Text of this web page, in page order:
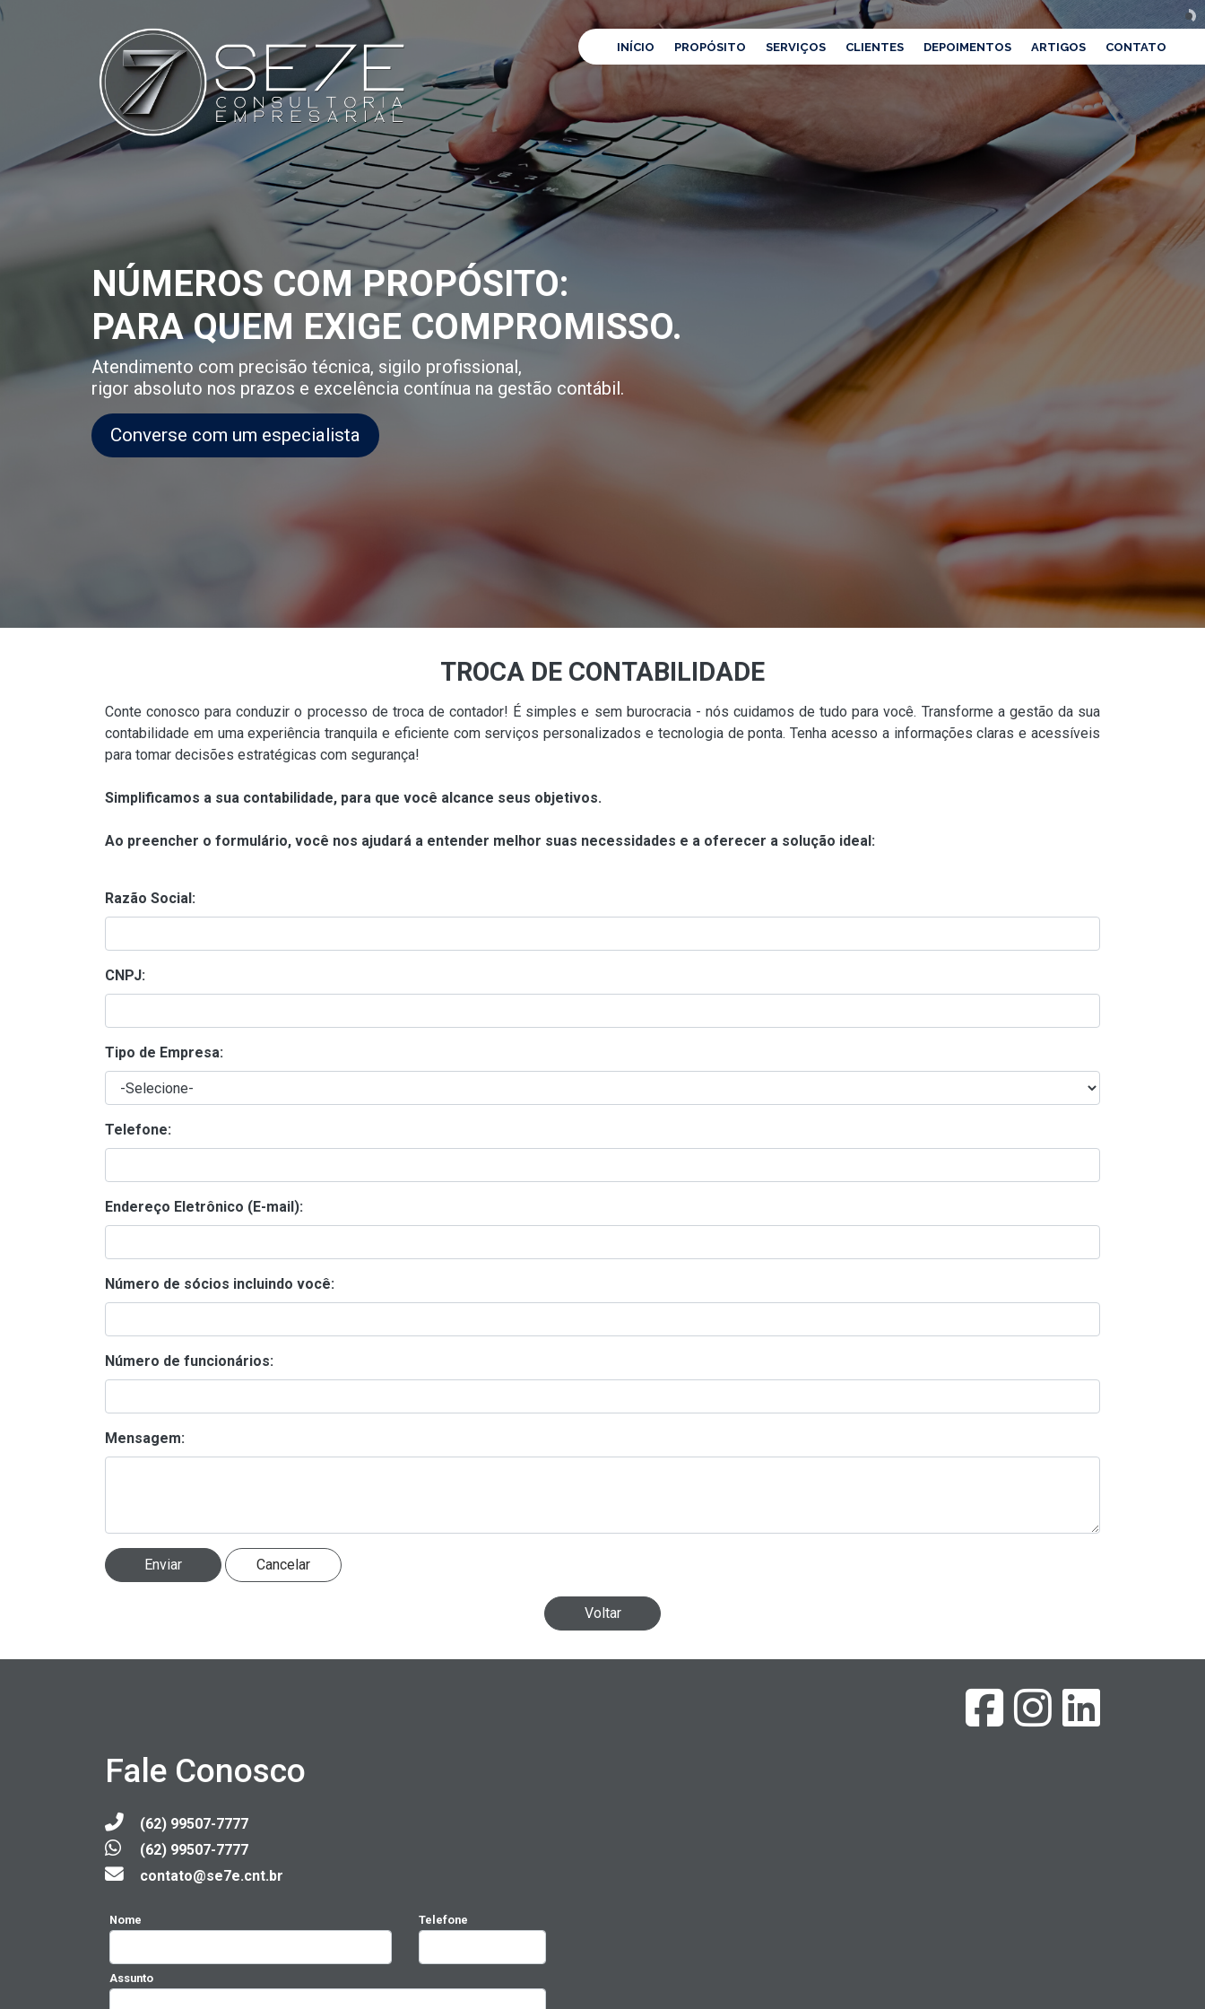
INÍCIO PROPÓSITO SERVIÇOS CLIENTES DEPOIMENTOS ARTIGOS CONTATO
NÚMEROS COM PROPÓSITO:
PARA QUEM EXIGE COMPROMISSO.
Atendimento com precisão técnica, sigilo profissional,
rigor absoluto nos prazos e excelência contínua na gestão contábil.
Converse com um especialista
TROCA DE CONTABILIDADE
Conte conosco para conduzir o processo de troca de contador! É simples e sem burocracia - nós cuidamos de tudo para você. Transforme a gestão da sua
contabilidade em uma experiência tranquila e eficiente com serviços personalizados e tecnologia de ponta. Tenha acesso a informações claras e acessíveis
para tomar decisões estratégicas com segurança!
Simplificamos a sua contabilidade, para que você alcance seus objetivos.
Ao preencher o formulário, você nos ajudará a entender melhor suas necessidades e a oferecer a solução ideal:
Razão Social:
CNPJ:
Tipo de Empresa:
Telefone:
Endereço Eletrônico (E-mail):
Número de sócios incluindo você:
Número de funcionários:
Mensagem:
Voltar
Fale Conosco
(62) 99507-7777
(62) 99507-7777
contato@se7e.cnt.br
Nome Telefone
Assunto